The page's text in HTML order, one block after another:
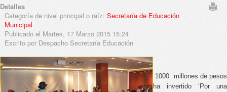
Detalles
Categoría de nivel principal o raíz: Secretaría de Educación
Municipal
Publicado el Martes, 17 Marzo 2015 15:24
Escrito por Despacho Secretaría Educación
1000
millones de pesos
ha invertido ‘Por una